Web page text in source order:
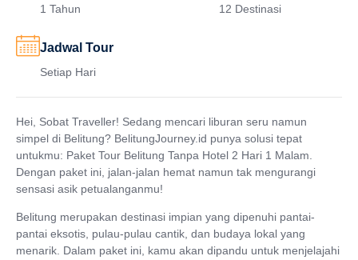
1 Tahun 12 Destinasi
Jadwal Tour
Setiap Hari
Hei, Sobat Traveller! Sedang mencari liburan seru namun
simpel di Belitung? BelitungJourney.id punya solusi tepat
untukmu: Paket Tour Belitung Tanpa Hotel 2 Hari 1 Malam.
Dengan paket ini, jalan-jalan hemat namun tak mengurangi
sensasi asik petualanganmu!
Belitung merupakan destinasi impian yang dipenuhi pantai-
pantai eksotis, pulau-pulau cantik, dan budaya lokal yang
menarik. Dalam paket ini, kamu akan dipandu untuk menjelajahi